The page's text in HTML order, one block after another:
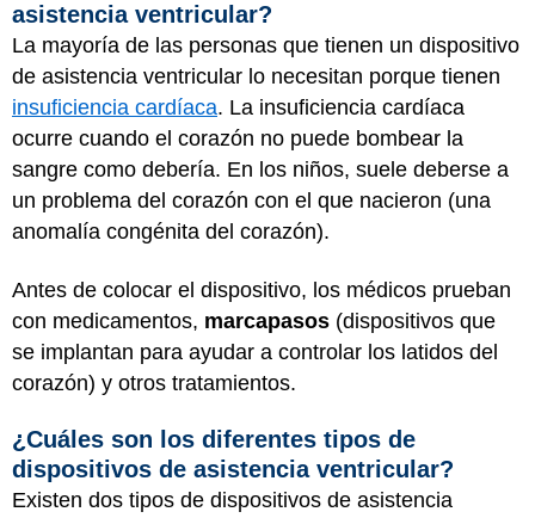
asistencia ventricular?
La mayoría de las personas que tienen un dispositivo
de asistencia ventricular lo necesitan porque tienen
insuficiencia cardíaca. La insuficiencia cardíaca
ocurre cuando el corazón no puede bombear la
sangre como debería. En los niños, suele deberse a
un problema del corazón con el que nacieron (una
anomalía congénita del corazón).
Antes de colocar el dispositivo, los médicos prueban
con medicamentos, marcapasos (dispositivos que
se implantan para ayudar a controlar los latidos del
corazón) y otros tratamientos.
¿Cuáles son los diferentes tipos de
dispositivos de asistencia ventricular?
Existen dos tipos de dispositivos de asistencia